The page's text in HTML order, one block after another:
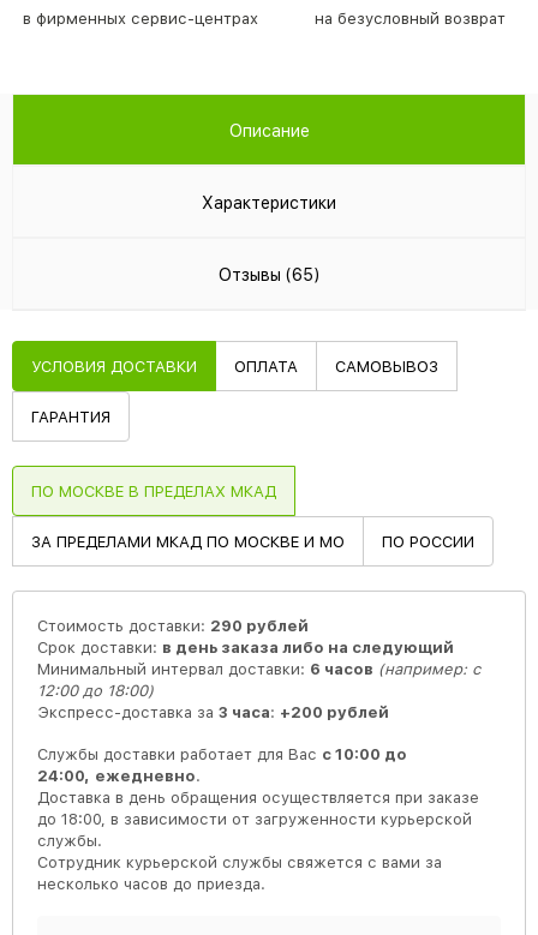
в фирменных сервис-центрах на безусловный возврат
Описание
Характеристики
Отзывы (65)
УСЛОВИЯ ДОСТАВКИ ОПЛАТА САМОВЫВОЗ
ГАРАНТИЯ
ПО МОСКВЕ В ПРЕДЕЛАХ МКАД
ЗА ПРЕДЕЛАМИ МКАД ПО МОСКВЕ И МО ПО РОССИИ
Стоимость доставки: 290 рублей
Срок доставки: в день заказа либо на следующий
Минимальный интервал доставки: 6 часов (например: с
12:00 до 18:00)
Экспресс-доставка за 3 часа: +200 рублей
Службы доставки работает для Вас с 10:00 до
24:00, ежедневно.
Доставка в день обращения осуществляется при заказе
до 18:00, в зависимости от загруженности курьерской
службы.
Сотрудник курьерской службы свяжется с вами за
несколько часов до приезда.